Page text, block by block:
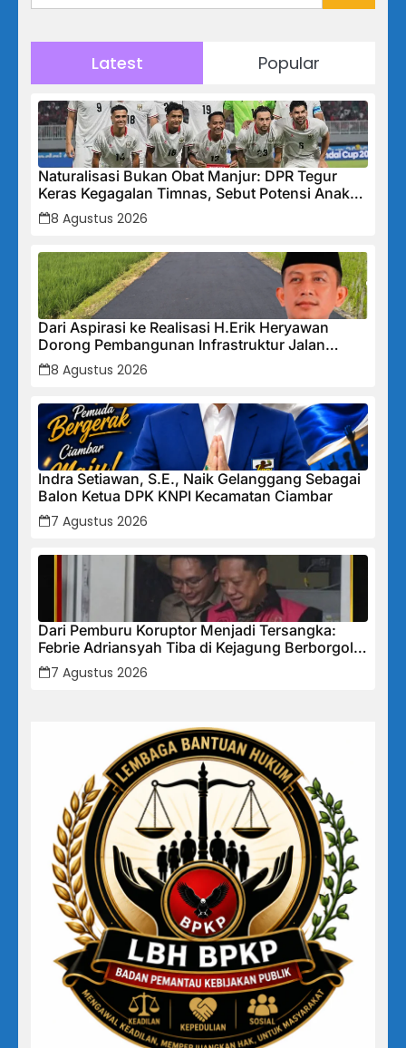
Latest Popular
Naturalisasi Bukan Obat Manjur: DPR Tegur
Keras Kegagalan Timnas, Sebut Potensi Anak
Bangsa Terabaikan Demi “Jalan Pintas”
8 Agustus 2026
Dari Aspirasi ke Realisasi H.Erik Heryawan
Dorong Pembangunan Infrastruktur Jalan
Cikalong Bunder
8 Agustus 2026
Indra Setiawan, S.E., Naik Gelanggang Sebagai
Balon Ketua DPK KNPI Kecamatan Ciambar
7 Agustus 2026
Dari Pemburu Koruptor Menjadi Tersangka:
Febrie Adriansyah Tiba di Kejagung Berborgol,
Bawa Map Biru dan Senyum Penuh Teka-teki
7 Agustus 2026